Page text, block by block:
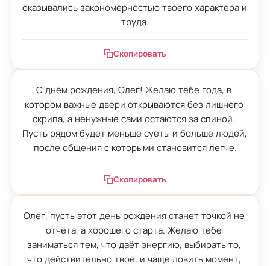
оказывались закономерностью твоего характера и
труда.
Скопировать
С днём рождения, Олег! Желаю тебе года, в
котором важные двери открываются без лишнего
скрипа, а ненужные сами остаются за спиной.
Пусть рядом будет меньше суеты и больше людей,
после общения с которыми становится легче.
Скопировать
Олег, пусть этот день рождения станет точкой не
отчёта, а хорошего старта. Желаю тебе
заниматься тем, что даёт энергию, выбирать то,
что действительно твоё, и чаще ловить момент,